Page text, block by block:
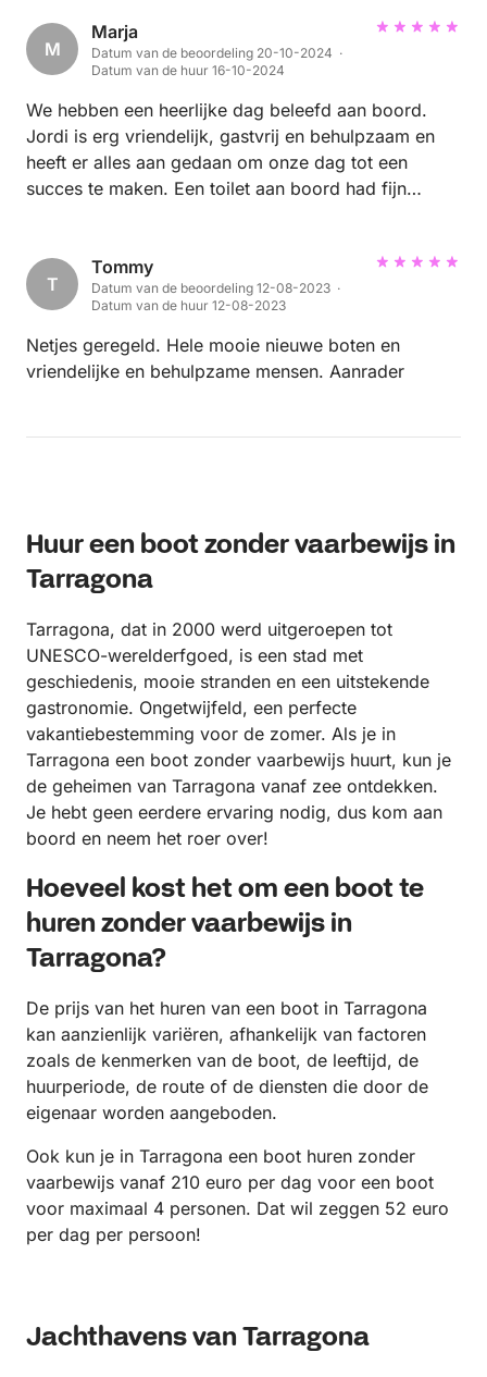
M
Marja
Datum van de beoordeling 20-10-2024 ·
Datum van de huur 16-10-2024
We hebben een heerlijke dag beleefd aan boord.
Jordi is erg vriendelijk, gastvrij en behulpzaam en
heeft er alles aan gedaan om onze dag tot een
succes te maken. Een toilet aan boord had fijn
hebben gevaren in een maand dat normaal
gesproken niemand dat doet. 😃 We gaan zeker
dan verholpen is. Het was hoe dan ook slechts een
detail en in het geheel was de ervaring ontzettend
T
Tommy
Datum van de beoordeling 12-08-2023 ·
Datum van de huur 12-08-2023
Netjes geregeld. Hele mooie nieuwe boten en
vriendelijke en behulpzame mensen. Aanrader
Huur een boot zonder vaarbewijs in
Tarragona
Tarragona, dat in 2000 werd uitgeroepen tot
UNESCO-werelderfgoed, is een stad met
geschiedenis, mooie stranden en een uitstekende
gastronomie. Ongetwijfeld, een perfecte
vakantiebestemming voor de zomer. Als je in
Tarragona een boot zonder vaarbewijs huurt, kun je
de geheimen van Tarragona vanaf zee ontdekken.
Je hebt geen eerdere ervaring nodig, dus kom aan
boord en neem het roer over!
Hoeveel kost het om een boot te
huren zonder vaarbewijs in
Tarragona?
De prijs van het huren van een boot in Tarragona
kan aanzienlijk variëren, afhankelijk van factoren
zoals de kenmerken van de boot, de leeftijd, de
huurperiode, de route of de diensten die door de
eigenaar worden aangeboden.
Ook kun je in Tarragona een boot huren zonder
vaarbewijs vanaf 210 euro per dag voor een boot
voor maximaal 4 personen. Dat wil zeggen 52 euro
per dag per persoon!
Jachthavens van Tarragona